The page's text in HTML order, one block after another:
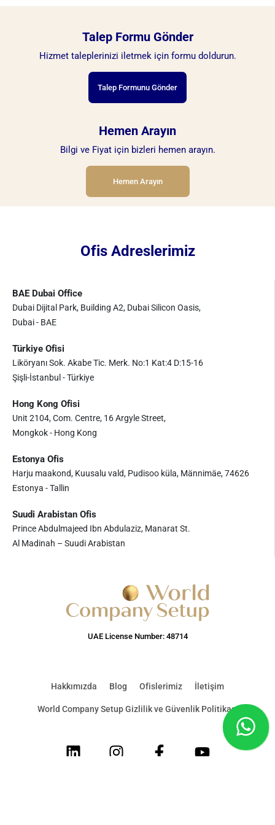
Talep Formu Gönder
Hizmet taleplerinizi iletmek için formu doldurun.
Talep Formunu Gönder
Hemen Arayın
Bilgi ve Fiyat için bizleri hemen arayın.
Hemen Arayın
Ofis Adreslerimiz
BAE Dubai Office
Dubai Dijital Park, Building A2, Dubai Silicon Oasis,
Dubai - BAE
Türkiye Ofisi
Liköryanı Sok. Akabe Tic. Merk. No:1 Kat:4 D:15-16
Şişli-İstanbul - Türkiye
Hong Kong Ofisi
Unit 2104, Com. Centre, 16 Argyle Street,
Mongkok - Hong Kong
Estonya Ofis
Harju maakond, Kuusalu vald, Pudisoo küla, Männimäe, 74626
Estonya - Tallin
Suudi Arabistan Ofis
Prince Abdulmajeed Ibn Abdulaziz, Manarat St.
Al Madinah – Suudi Arabistan
UAE License Number: 48714
Hakkımızda Blog Ofislerimiz İletişim
World Company Setup Gizlilik ve Güvenlik Politikası